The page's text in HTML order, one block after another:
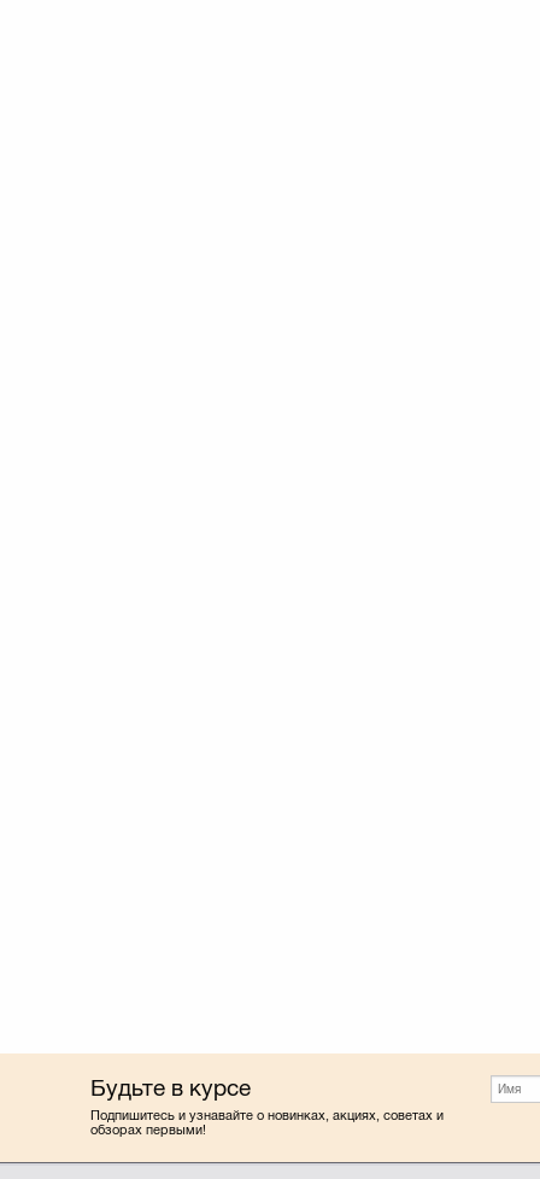
Будьте в курсе
Подпишитесь и узнавайте о новинках, акциях, советах и
обзорах первыми!